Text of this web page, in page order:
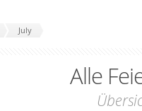
July
Alle